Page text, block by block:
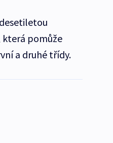
pomůže
a druhé třídy.